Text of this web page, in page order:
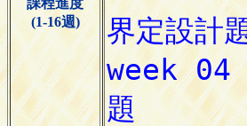
課程進度
(1-16週)